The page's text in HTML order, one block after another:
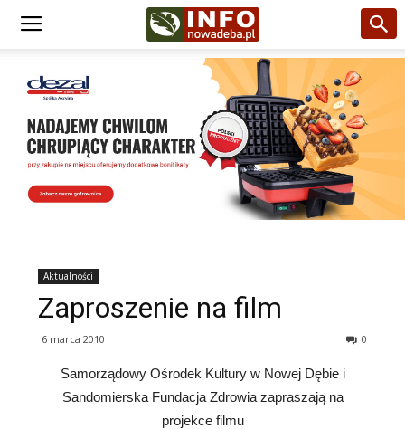
Aktualności
Zaproszenie na film
6 marca 2010 0
Samorządowy Ośrodek Kultury w Nowej Dębie i
Sandomierska Fundacja Zdrowia zapraszają na
projekce filmu